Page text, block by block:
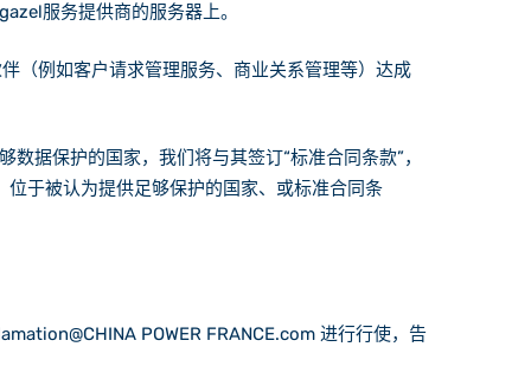
服务提供商的服务器上。
（例如客户请求管理服务、商业关系管理等）达成
据保护的国家，我们将与其签订“标准合同条款”，
于被认为提供足够保护的国家、或标准合同条
POWER FRANCE.com 进行行使，告